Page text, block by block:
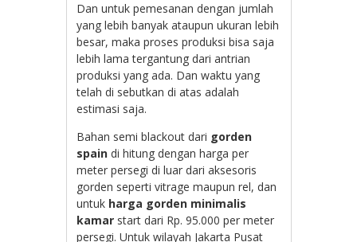
Dan untuk pemesanan dengan jumlah
yang lebih banyak ataupun ukuran lebih
besar, maka proses produksi bisa saja
lebih lama tergantung dari antrian
produksi yang ada. Dan waktu yang
telah di sebutkan di atas adalah
estimasi saja.
Bahan semi blackout dari gorden
spain di hitung dengan harga per
meter persegi di luar dari aksesoris
gorden seperti vitrage maupun rel, dan
untuk harga gorden minimalis
kamar start dari Rp. 95.000 per meter
persegi. Untuk wilayah Jakarta Pusat